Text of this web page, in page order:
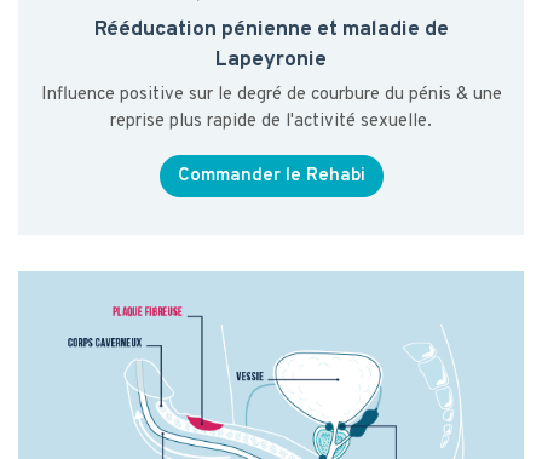
Rééducation pénienne et maladie de
Lapeyronie
Influence positive sur le degré de courbure du pénis & une
reprise plus rapide de l'activité sexuelle.
Commander le Rehabi